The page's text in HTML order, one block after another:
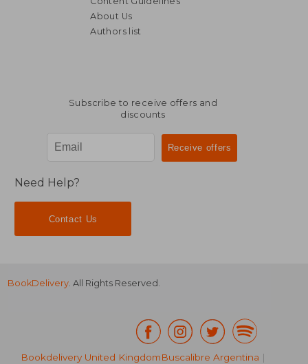
R 405
About Us
Authors list
Subscribe to receive offers and
discounts
Need Help?
Contact Us
BookDelivery. All Rights Reserved.
Bookdelivery United KingdomBuscalibre Argentina |